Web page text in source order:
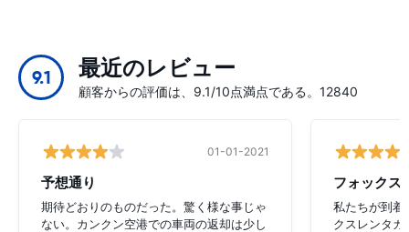
9.1 最近のレビュー
顧客からの評価は、9.1/10点満点である。12840
01-01-2021
予想通り
期待どおりのものだった。驚く様な事じゃ
ない。カンクン空港での車両の返却は少し
フォックス
私たちが到着
クスレンタカ